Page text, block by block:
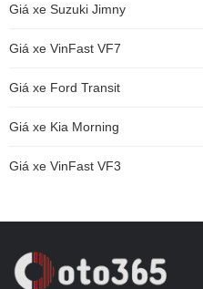
Giá xe Suzuki Jimny
Giá xe VinFast VF7
Giá xe Ford Transit
Giá xe Kia Morning
Giá xe VinFast VF3